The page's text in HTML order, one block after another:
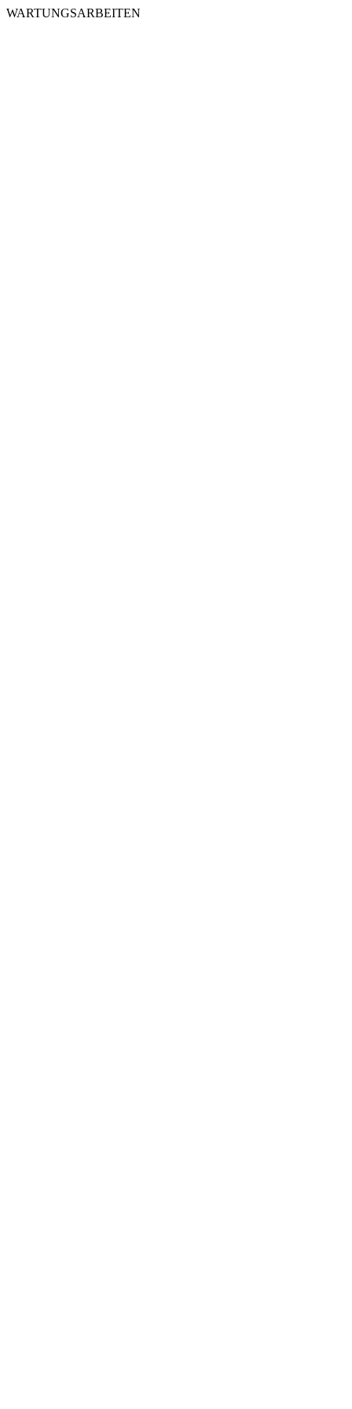
WARTUNGSARBEITEN